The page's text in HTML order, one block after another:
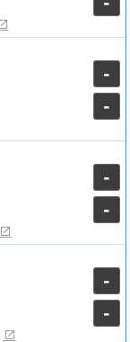
-
-
-
-
-
-